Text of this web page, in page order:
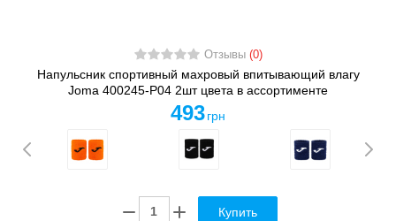
Отзывы (0)
Напульсник спортивный махровый впитывающий влагу
Joma 400245-P04 2шт цвета в ассортименте
493 грн
Купить